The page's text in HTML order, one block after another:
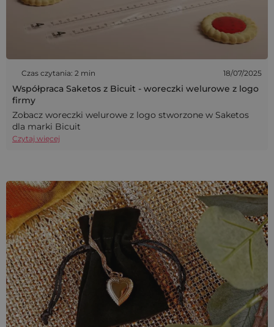
Czas czytania: 2 min 18/07/2025
Współpraca Saketos z Bicuit - woreczki welurowe z logo
firmy
Zobacz woreczki welurowe z logo stworzone w Saketos
dla marki Bicuit
Czytaj więcej